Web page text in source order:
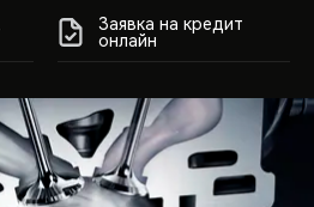
Заявка на кредит
онлайн